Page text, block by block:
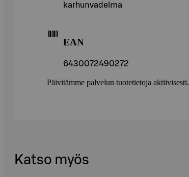
karhunvadelma
EAN
6430072490272
Päivitämme palvelun tuotetietoja
Katso myös